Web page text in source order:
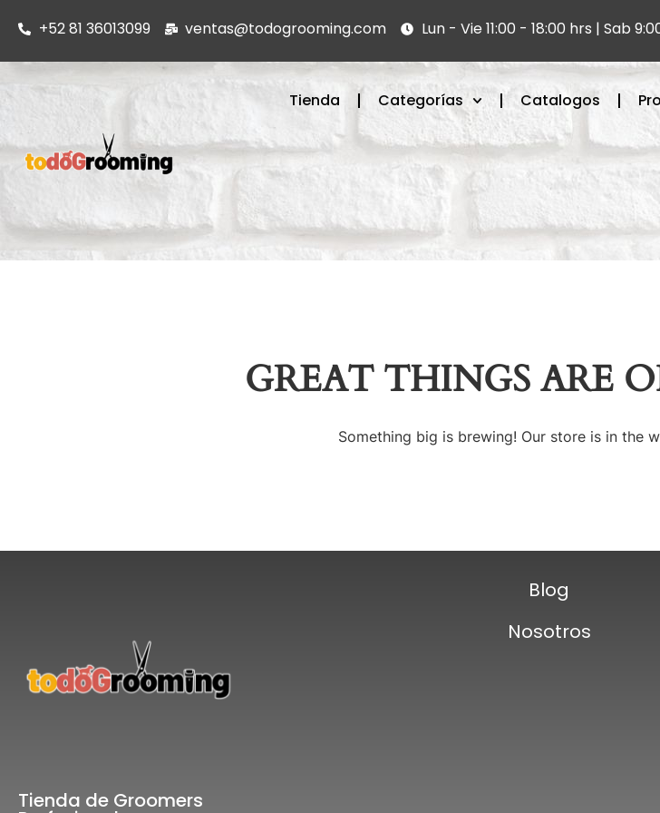
+52 81 36013099 ventas@todogrooming.com Lun - Vie 11:00 - 18:00 hrs | Sab
Tienda Categorías Catalogos
GREAT THINGS ARE
Something big is brewing! Our store is in the
Tienda de Groomers
Blog
Nosotros